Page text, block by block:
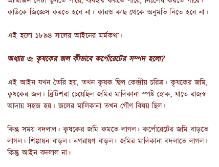
কাউকে জিজ্ঞেস করতে হবে না। কারও কাছ থেকে অনুমতি নিতে হবে না।
এই হলো ১৮৯৪ সালের আইনের মর্মকথা।
অধ্যায় ৩: কৃষকের জল কীভাবে কর্পোরেটের সম্পদ হলো?
এই আইন যখন তৈরি হয়, তখন কৃষক ছিল কেন্দ্রীয় চরিত্র। কৃষকের জমি,
কৃষকের জল। ব্রিটিশরা চেয়েছিল জমির মালিকানা স্পষ্ট হোক, যাতে রাজস্ব
আদায় সহজ হয়। জলের মালিকানা তখন গৌণ বিষয় ছিল।
কিন্তু সময় বদলাল। কৃষকের জমি কমতে লাগল। কর্পোরেটের জমি বাড়তে
লাগল। শিল্পায়ন বাড়ল। নগরায়ণ বাড়ল। জমির মালিকানা বদলাতে লাগল।
কিন্তু আইন বদলাল না।